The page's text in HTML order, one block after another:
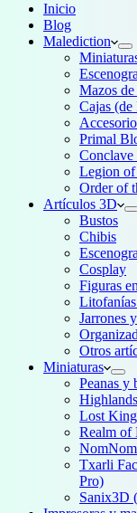
Inicio
Blog
Malediction
Mazos de
Cajas
Primal
Conclave
Legion of
Order of
Artículos 3D
Bustos
Chibis
Cosplay
Figuras
Jarrones
Otros
Miniaturas
Peanas y
Lost
Realm of
Txarli
Pro)
Sanix3D